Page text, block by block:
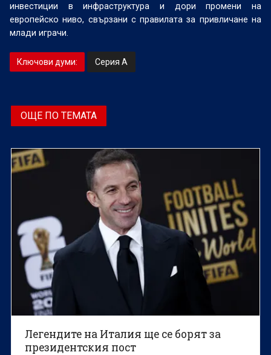
инвестиции в инфраструктура и дори промени на
европейско ниво, свързани с правилата за привличане на
млади играчи.
Ключови думи: Серия А
ОЩЕ ПО ТЕМАТА
Легендите на Италия ще се борят за
президентския пост